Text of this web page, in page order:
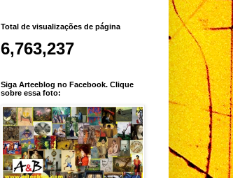
Total de visualizações de página
6,763,237
Siga Arteeblog no Facebook. Clique
sobre essa foto: